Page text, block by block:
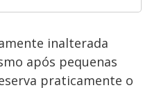
inalterada
após pequenas
praticamente o